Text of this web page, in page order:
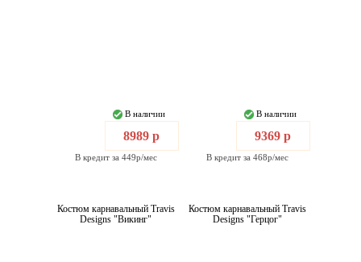
В наличии
8989 р
В кредит за 449р/мес
В наличии
9369 р
В кредит за 468р/мес
Костюм карнавальный Travis
Designs "Викинг"
Костюм карнавальный Travis
Designs "Герцог"